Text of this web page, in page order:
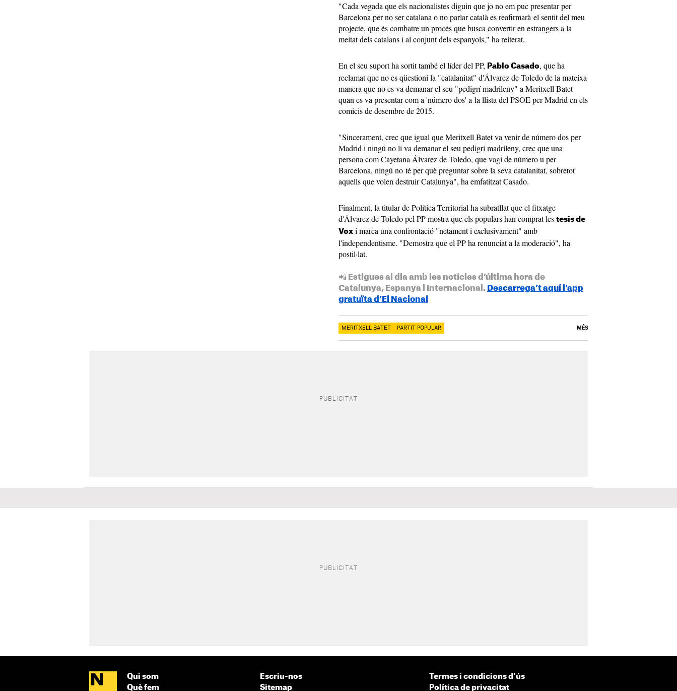
"Cada vegada que els nacionalistes diguin que jo no em puc presentar per
Barcelona per no ser catalana o no parlar català es reafirmarà el sentit del meu
projecte, que és combatre un procés que busca convertir en estrangers a la
meitat dels catalans i al conjunt dels espanyols," ha reiterat.
En el seu suport ha sortit també el líder del PP, Pablo Casado, que ha
reclamat que no es qüestioni la "catalanitat" d'Álvarez de Toledo de la mateixa
manera que no es va demanar el seu "pedigrí madrileny" a Meritxell Batet
quan es va presentar com a 'número dos' a la llista del PSOE per Madrid en els
comicis de desembre de 2015.
"Sincerament, crec que igual que Meritxell Batet va venir de número dos per
Madrid i ningú no li va demanar el seu pedigrí madrileny, crec que una
persona com Cayetana Álvarez de Toledo, que vagi de número u per
Barcelona, ningú no té per què preguntar sobre la seva catalanitat, sobretot
aquells que volen destruir Catalunya", ha emfatitzat Casado.
Finalment, la titular de Política Territorial ha subratllat que el fitxatge
d'Álvarez de Toledo pel PP mostra que els populars han comprat les tesis de
Vox i marca una confrontació "netament i exclusivament" amb
l'independentisme. "Demostra que el PP ha renunciat a la moderació", ha
postil·lat.
📲 Estigues al dia amb les notícies d’última hora de
Catalunya, Espanya i Internacional. Descarrega’t aquí l’app
gratuïta d’El Nacional
MERITXELL BATET PARTIT POPULAR MÉS
Qui som
Què fem
Escriu-nos
Sitemap
Termes i condicions d'ús
Política de privacitat